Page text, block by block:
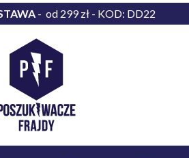
- od 299 zł - KOD: DD22